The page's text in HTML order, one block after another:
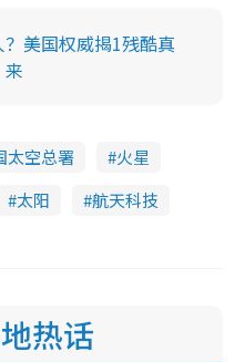
美国权威揭1残酷真
太空总署
火星
太阳
航天科技
热话